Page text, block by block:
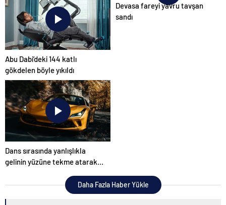
Abu Dabi’deki 144 katlı
gökdelen böyle yıkıldı
Devasa fareyi yavru tavşan
sandı
Dans sırasında yanlışlıkla
gelinin yüzüne tekme atarak
Daha Fazla Haber Yükle